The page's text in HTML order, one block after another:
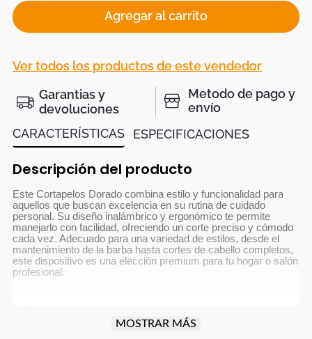
Agregar al carrito
Ver todos los productos de este vendedor
Garantias y
devoluciones
Metodo de pago y
envío
CARACTERÍSTICAS
ESPECIFICACIONES
Descripción del producto
Este Cortapelos Dorado combina estilo y funcionalidad para
aquellos que buscan excelencia en su rutina de cuidado
personal. Su diseño inalámbrico y ergonómico te permite
manejarlo con facilidad, ofreciendo un corte preciso y cómodo
cada vez. Adecuado para una variedad de estilos, desde el
mantenimiento de la barba hasta cortes de cabello completos,
este dispositivo es una elección premium para tu hogar o salón
profesional.
MOSTRAR MÁS